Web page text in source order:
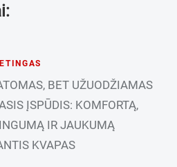
BET UŽUODŽIAMAS
ĮSPŪDIS: KOMFORTĄ,
IR JAUKUMĄ
KVAPAS